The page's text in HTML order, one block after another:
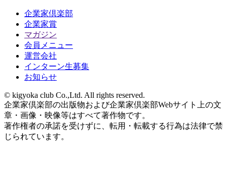
企業家倶楽部
企業家賞
マガジン
会員メニュー
運営会社
インターン生募集
お知らせ
© kigyoka club Co.,Ltd. All rights reserved.
企業家倶楽部の出版物および企業家倶楽部Webサイト上の文
章・画像・映像等はすべて著作物です。
著作権者の承諾を受けずに、転用・転載する行為は法律で禁
じられています。